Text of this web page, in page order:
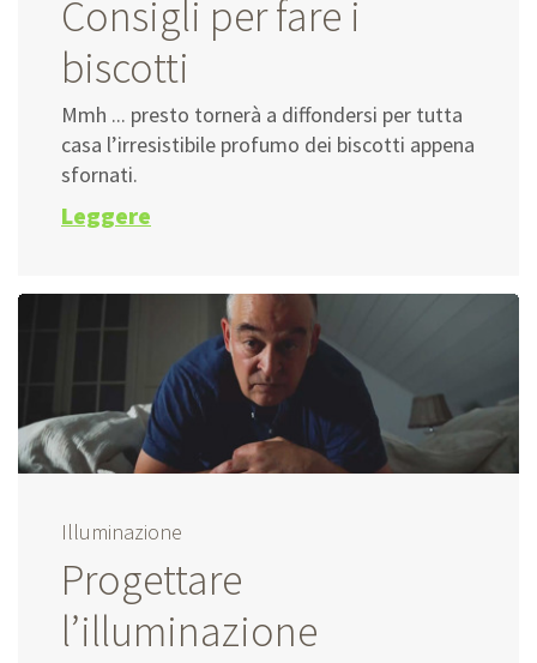
Consigli per fare i
biscotti
Mmh ... presto tornerà a diffondersi per tutta
casa l’irresistibile profumo dei biscotti appena
sfornati.
Leggere
Illuminazione
Progettare
l’illuminazione